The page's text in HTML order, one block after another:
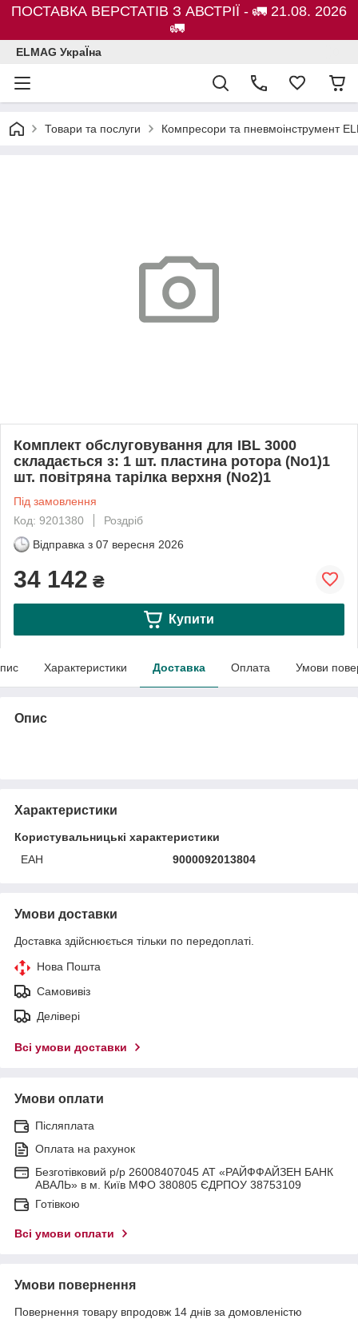
ПОСТАВКА ВЕРСТАТІВ З АВСТРІЇ - 🚛 21.08. 2026
🚛
ELMAG УкраЇна
Товари та послуги Компресори та пневмоінструмент
Комплект обслуговування для IBL 3000
складається з: 1 шт. пластина ротора (No1)1
шт. повітряна тарілка верхня (No2)1
Під замовлення
Код: 9201380
Роздріб
Відправка з 07 вересня 2026
34 142 ₴
Купити
Характеристики Доставка Оплата Умови
Опис
Характеристики
Користувальницькі характеристики
ЕАН
9000092013804
Умови доставки
Доставка здійснюється тільки по передоплаті.
Нова Пошта
Самовивіз
Делівері
Всі умови доставки
Умови оплати
Післяплата
Оплата на рахунок
Безготівковий р/р 26008407045 АТ «РАЙФФАЙЗЕН БАНК
АВАЛЬ» в м. Київ МФО 380805 ЄДРПОУ 38753109
Готівкою
Всі умови оплати
Умови повернення
Повернення товару впродовж 14 днів за домовленістю